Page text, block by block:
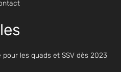
les quads et SSV dès 2023